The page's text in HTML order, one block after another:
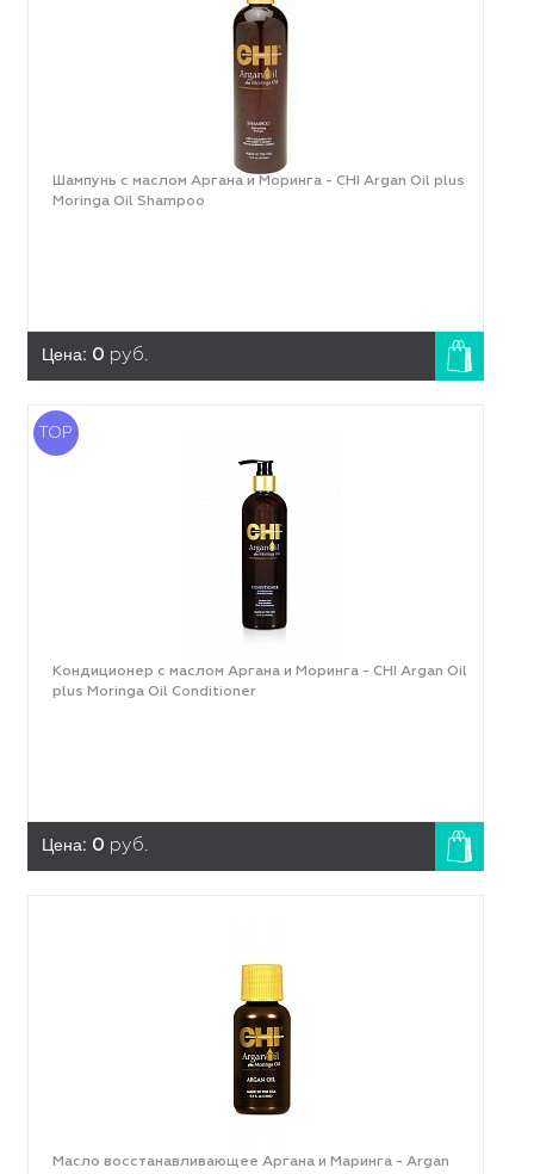
Шампунь с маслом Аргана и Моринга - CHI Argan Oil plus
Moringa Oil Shampoo
Цена: 0 руб.
Кондиционер с маслом Аргана и Моринга - CHI Argan Oil
plus Moringa Oil Conditioner
Цена: 0 руб.
TOP
Масло восстанавливающее Аргана и Маринга - Argan